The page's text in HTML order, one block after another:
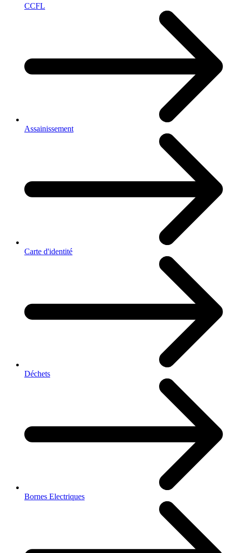
CCFL
Assainissement
Carte d'identité
Déchets
Bornes Electriques